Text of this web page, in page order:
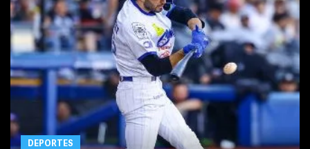
DEPORTES